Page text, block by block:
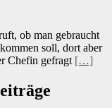
ob man gebraucht
soll, dort aber
Chefin gefragt […]